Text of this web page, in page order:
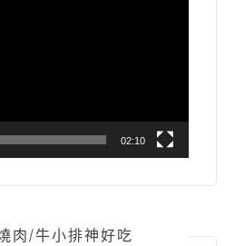
02:10
肉/牛小排神好吃